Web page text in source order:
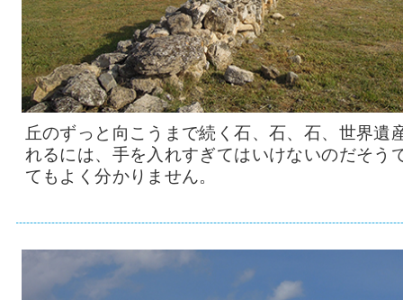
丘のずっと向こうまで続く石、石、石、世界遺
れるには、手を入れすぎてはいけないのだそう
てもよく分かりません。